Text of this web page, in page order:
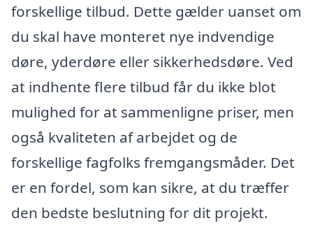
forskellige tilbud. Dette gælder uanset om
du skal have monteret nye indvendige
døre, yderdøre eller sikkerhedsdøre. Ved
at indhente flere tilbud får du ikke blot
mulighed for at sammenligne priser, men
også kvaliteten af arbejdet og de
forskellige fagfolks fremgangsmåder. Det
er en fordel, som kan sikre, at du træffer
den bedste beslutning for dit projekt.